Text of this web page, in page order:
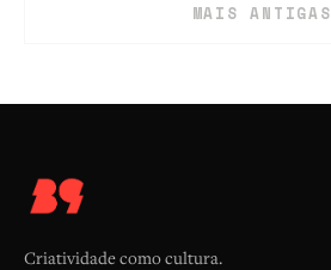
MAIS ANTIGAS
Criatividade como cultura.